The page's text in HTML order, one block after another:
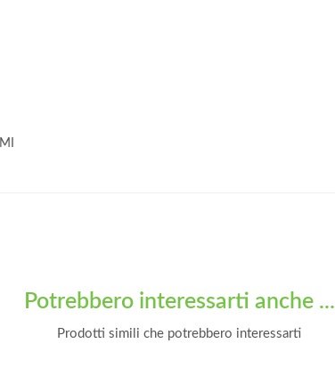
Potrebbero interessarti anche ...
Prodotti simili che potrebbero interessarti